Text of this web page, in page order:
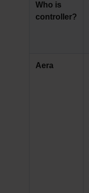
Who is
controller?
Aera